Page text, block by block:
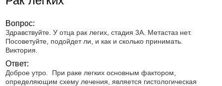
Вопрос:
Здравствуйте. У отца рак легих, стадия 3А. Метастаз нет.
Посоветуйте, подойдет ли, и как и сколько принимать.
Виктория.
Ответ:
Доброе утро. При раке легких основным фактором,
определяющим схему лечения, является гистологическая